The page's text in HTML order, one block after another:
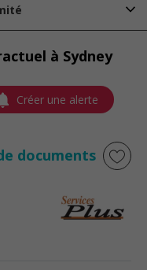
à Sydney
Créer une alerte
documents